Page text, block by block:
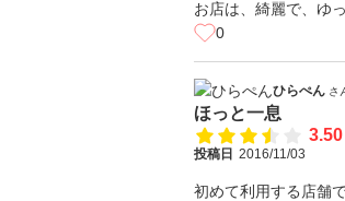
お店は、綺麗で、ゆ
0
ひらぺん さ
ほっと一息
3.50
投稿日 2016/11/03
初めて利用する店舗